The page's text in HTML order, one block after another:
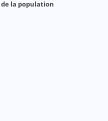
la population